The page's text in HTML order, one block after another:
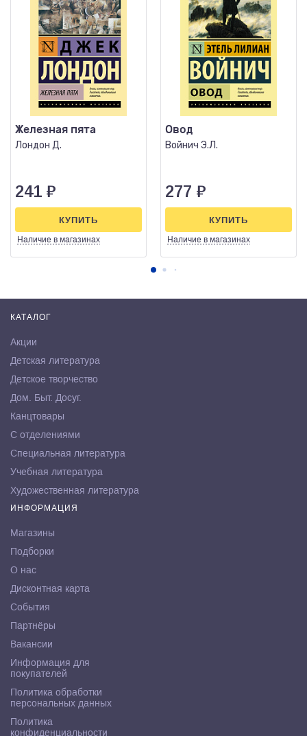
Железная пята
Лондон Д.
241 ₽
Наличие в магазинах
КУПИТЬ
Овод
Войнич Э.Л.
277 ₽
Наличие в магазинах
КУПИТЬ
КАТАЛОГ
Акции
Детская литература
Детское творчество
Дом. Быт. Досуг.
Канцтовары
С отделениями
Специальная литература
Учебная литература
Художественная литература
ИНФОРМАЦИЯ
Магазины
Подборки
О нас
Дисконтная карта
События
Партнёры
Вакансии
Информация для
покупателей
Политика обработки
персональных данных
Политика
конфиденциальности